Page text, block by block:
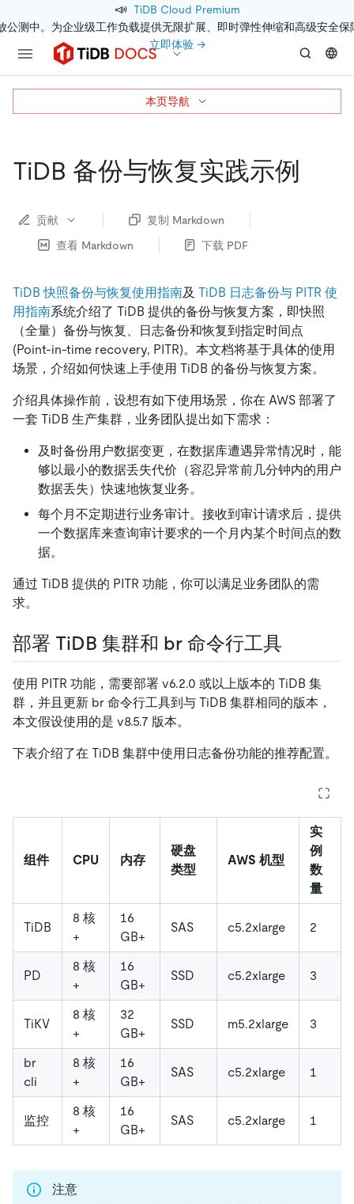
📣 TiDB Cloud Premium
公测中。为企业级工作负载提供无限扩展、即时弹性伸缩和高级安全保
立即体验 →
TiDB 备份与恢复实践示例
贡献
复制 Markdown
查看 Markdown
下载 PDF
TiDB 快照备份与恢复使用指南及 TiDB 日志备份与 PITR 使
用指南系统介绍了 TiDB 提供的备份与恢复方案，即快照
（全量）备份与恢复、日志备份和恢复到指定时间点
(Point-in-time recovery, PITR)。本文档将基于具体的使用
场景，介绍如何快速上手使用 TiDB 的备份与恢复方案。
介绍具体操作前，设想有如下使用场景，你在 AWS 部署了
一套 TiDB 生产集群，业务团队提出如下需求：
及时备份用户数据变更，在数据库遭遇异常情况时，能
够以最小的数据丢失代价（容忍异常前几分钟内的用户
数据丢失）快速地恢复业务。
每个月不定期进行业务审计。接收到审计请求后，提供
一个数据库来查询审计要求的一个月内某个时间点的数
据。
通过 TiDB 提供的 PITR 功能，你可以满足业务团队的需
求。
部署 TiDB 集群和 br 命令行工具
使用 PITR 功能，需要部署 v6.2.0 或以上版本的 TiDB 集
群，并且更新 br 命令行工具到与 TiDB 集群相同的版本，
本文假设使用的是 v8.5.7 版本。
下表介绍了在 TiDB 集群中使用日志备份功能的推荐配置。
组件 CPU 内存
硬盘
类型
AWS 机型
实
例
数
量
TiDB
8 核
+
16
GB+
SAS c5.2xlarge 2
PD
8 核
+
16
GB+
SSD c5.2xlarge 3
TiKV
8 核
+
32
GB+
SSD m5.2xlarge 3
br
cli
8 核
+
16
GB+
SAS c5.2xlarge 1
监控
8 核
+
16
GB+
SAS c5.2xlarge 1
注意
本页导航